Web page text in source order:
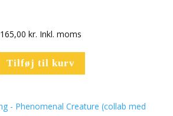
165,00 kr. Inkl. moms
Tilføj til kurv